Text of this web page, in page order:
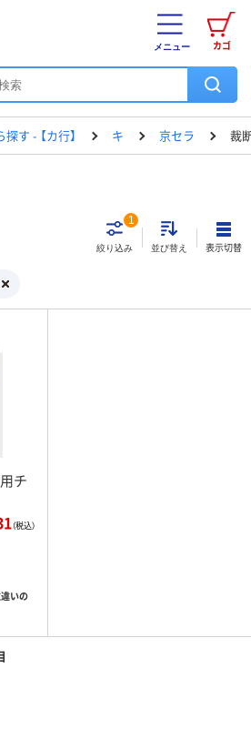
カゴ
メニュー
す - 【カ行】 キ 京セラ 裁
絞り込み
1
並び替え 表示切替
チ
いの